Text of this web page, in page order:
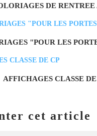
DE RENTREE
"POUR LES
AFFICHAGES CLASSE
cet article